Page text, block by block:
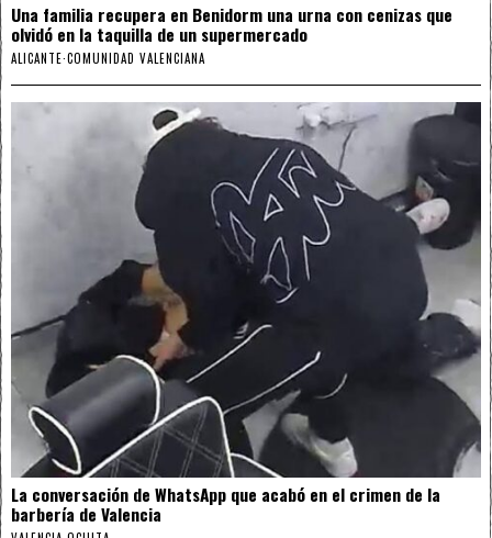
Una familia recupera en Benidorm una urna con cenizas que
olvidó en la taquilla de un supermercado
ALICANTE·COMUNIDAD VALENCIANA
La conversación de WhatsApp que acabó en el crimen de la
barbería de Valencia